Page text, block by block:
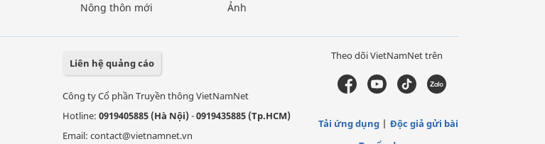
Nông thôn mới Ảnh
Liên hệ quảng cáo
Công ty Cổ phần Truyền thông VietNamNet
Hotline: 0919405885 (Hà Nội)-0919435885 (Tp.HCM)
Email: contact@vietnamnet.vn
Theo dõi VietNamNet trên
Tải ứng dụng
Độc giả gửi bài